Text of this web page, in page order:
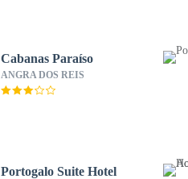
Cabanas Paraíso
ANGRA DOS REIS
Portogalo Suite Hotel